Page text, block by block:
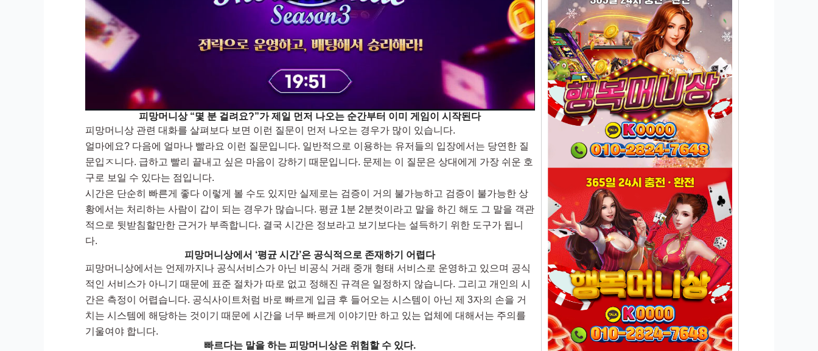
피망머니상 “몇 분 걸려요?”가 제일 먼저 나오는 순간부터 이미 게임이 시작된다
피망머니상 관련 대화를 살펴보다 보면 이런 질문이 먼저 나오는 경우가 많이 있습니다.
얼마에요? 다음에 얼마나 빨라요 이런 질문입니다. 일반적으로 이용하는 유저들의 입장에서는 당연한 질
문입ㅈ니다. 급하고 빨리 끝내고 싶은 마음이 강하기 때문입니다. 문제는 이 질문은 상대에게 가장 쉬운 호
구로 보일 수 있다는 점입니다.
시간은 단순히 빠른게 좋다 이렇게 볼 수도 있지만 실제로는 검증이 거의 불가능하고 검증이 불가능한 상
황에서는 처리하는 사람이 갑이 되는 경우가 많습니다. 평균 1분 2분컷이라고 말을 하긴 해도 그 말을 객관
적으로 뒷받침할만한 근거가 부족합니다. 결국 시간은 정보라고 보기보다는 설득하기 위한 도구가 됩니
다.
피망머니상에서 ‘평균 시간’은 공식적으로 존재하기 어렵다
피망머니상에서는 언제까지나 공식서비스가 아닌 비공식 거래 중개 형태 서비스로 운영하고 있으며 공식
적인 서비스가 아니기 때문에 표준 절차가 따로 없고 정해진 규격은 일정하지 않습니다. 그리고 개인의 시
간은 측정이 어렵습니다. 공식사이트처럼 바로 빠르게 입금 후 들어오는 시스템이 아닌 제 3자의 손을 거
치는 시스템에 해당하는 것이기 때문에 시간을 너무 빠르게 이야기만 하고 있는 업체에 대해서는 주의를
기울여야 합니다.
빠르다는 말을 하는 피망머니상은 위험할 수 있다.